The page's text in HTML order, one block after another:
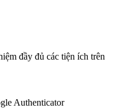
đầy đủ các tiện ích trên
Authenticator